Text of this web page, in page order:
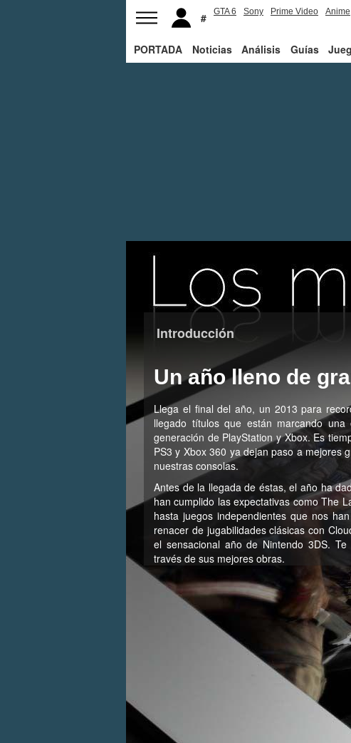
GTA 6 Sony Prime Video Anime
PORTADA Noticias Análisis Guías
Introducción
Un año lleno de
Llega el final del año, un 2013 para
llegado títulos que están marcando
generación de PlayStation y Xbox. Es
PS3 y Xbox 360 ya dejan paso a mejores
nuestras consolas.
Antes de la llegada de éstas, el año ha
han cumplido las expectativas como The
hasta juegos independientes que nos
renacer de jugabilidades clásicas con
el sensacional año de Nintendo 3DS.
través de sus mejores obras.